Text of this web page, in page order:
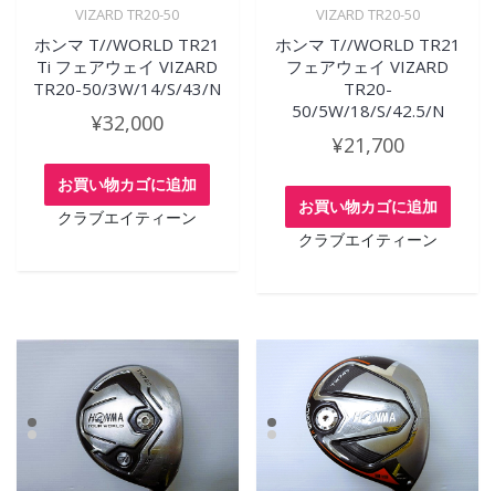
VIZARD TR20-50
ホンマ T//WORLD TR21
Ti フェアウェイ VIZARD
TR20-50/3W/14/S/43/N
¥32,000
お買い物カゴに追加
クラブエイティーン
VIZARD TR20-50
ホンマ T//WORLD TR21
フェアウェイ VIZARD
TR20-
50/5W/18/S/42.5/N
¥21,700
お買い物カゴに追加
クラブエイティーン